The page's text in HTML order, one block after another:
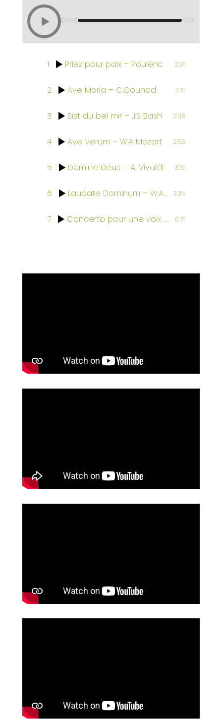
00:00 -2:01
1 Priez pour paix – Poulenc 2:01
2 Ave Maria – C.Gounod 2:31
3 Bist du bei mir – J.S Bash 2:36
4 Ave Verum – W.A Mozart 2:55
5 Domine Deus – A. Vivaldi 3:19
6 Laudate Dominum – W.A Mozart 3:34
7 Concerto pour une voix – Saint Preux 0:31